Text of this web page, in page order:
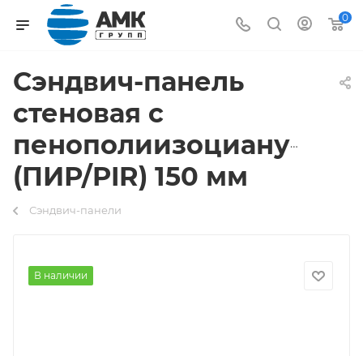
0
Сэндвич-панель
стеновая с
(ПИР/PIR) 150 мм
Сэндвич-панели
В наличии